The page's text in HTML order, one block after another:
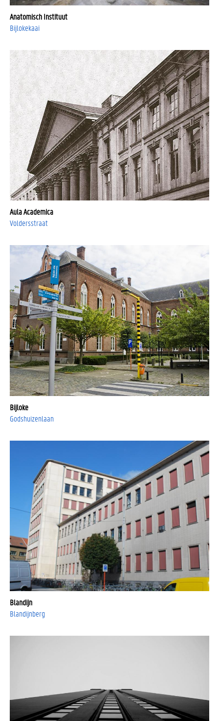
Anatomisch Instituut
Bijlokekaai
Aula Academica
Voldersstraat
Bijloke
Godshuizenlaan
Blandijn
Blandijnberg